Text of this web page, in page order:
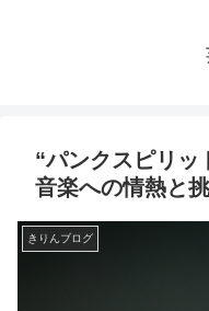
“パンクスピリッ
音楽への情熱と
きりんブログ